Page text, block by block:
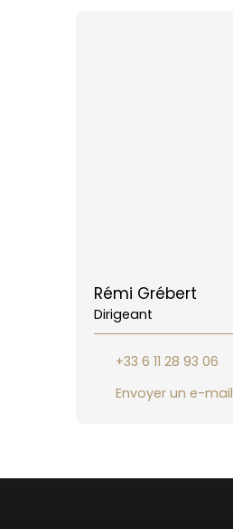
Rémi Grébert
Dirigeant
+33 6 11 28 93 06
Envoyer un e-mail